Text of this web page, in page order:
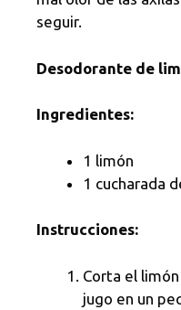
seguir.
Desodorante de
Ingredientes:
1 limón
1 cucharada
Instrucciones:
Corta el
jugo en un